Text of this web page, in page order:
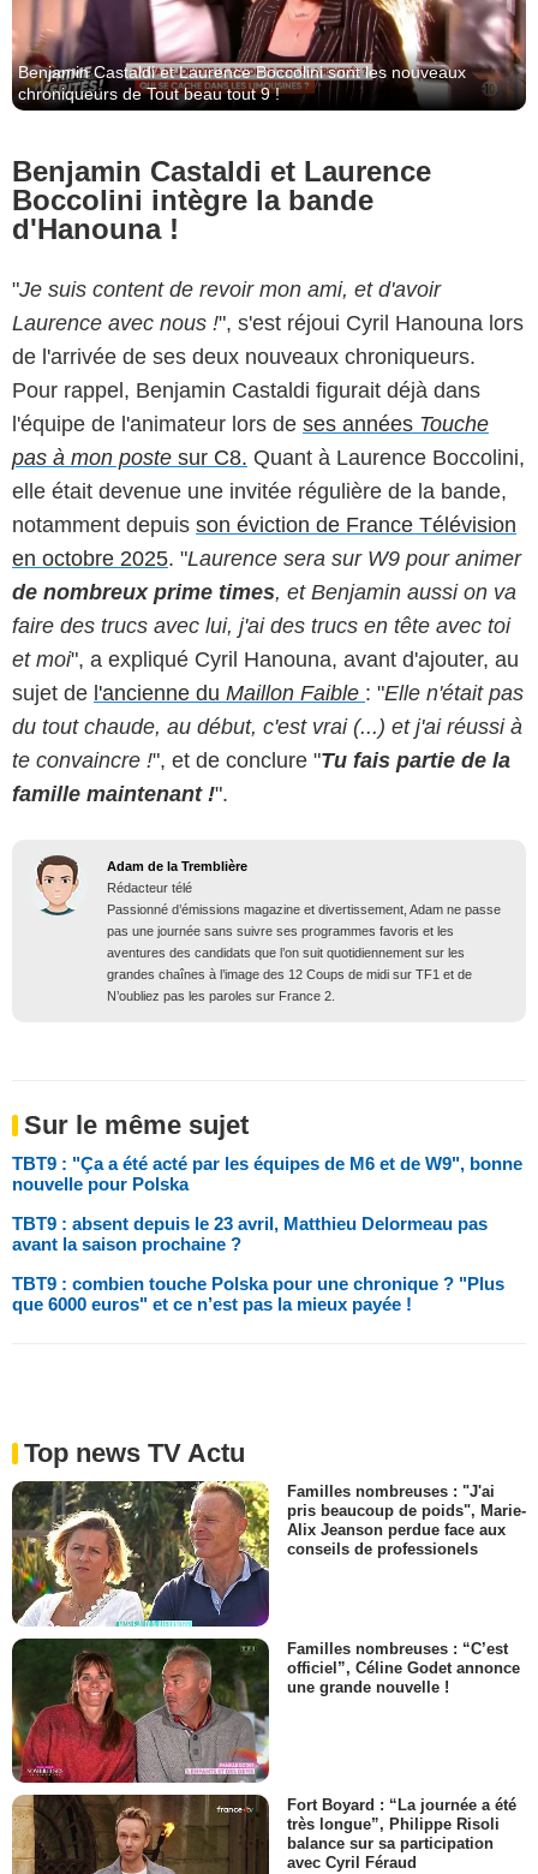
Benjamin Castaldi et Laurence Boccolini sont les nouveaux
chroniqueurs de Tout beau tout 9 !
Benjamin Castaldi et Laurence
Boccolini intègre la bande
d'Hanouna !
"Je suis content de revoir mon ami, et d'avoir
Laurence avec nous !", s'est réjoui Cyril Hanouna lors
de l'arrivée de ses deux nouveaux chroniqueurs.
Pour rappel, Benjamin Castaldi figurait déjà dans
l'équipe de l'animateur lors de ses années Touche
pas à mon poste sur C8. Quant à Laurence Boccolini,
elle était devenue une invitée régulière de la bande,
notamment depuis son éviction de France Télévision
en octobre 2025. "Laurence sera sur W9 pour animer
de nombreux prime times, et Benjamin aussi on va
faire des trucs avec lui, j'ai des trucs en tête avec toi
et moi", a expliqué Cyril Hanouna, avant d'ajouter, au
sujet de l'ancienne du Maillon Faible : "Elle n'était pas
du tout chaude, au début, c'est vrai (...) et j'ai réussi à
te convaincre !", et de conclure "Tu fais partie de la
famille maintenant !".
Adam de la Tremblière
Rédacteur télé
Passionné d’émissions magazine et divertissement, Adam ne passe
pas une journée sans suivre ses programmes favoris et les
aventures des candidats que l’on suit quotidiennement sur les
grandes chaînes à l’image des 12 Coups de midi sur TF1 et de
N’oubliez pas les paroles sur France 2.
Sur le même sujet
TBT9 : "Ça a été acté par les équipes de M6 et de W9", bonne
nouvelle pour Polska
TBT9 : absent depuis le 23 avril, Matthieu Delormeau pas
avant la saison prochaine ?
TBT9 : combien touche Polska pour une chronique ? "Plus
que 6000 euros" et ce n’est pas la mieux payée !
Top news TV Actu
Familles nombreuses : "J'ai
pris beaucoup de poids", Marie-
Alix Jeanson perdue face aux
conseils de professionels
Familles nombreuses : “C’est
officiel”, Céline Godet annonce
une grande nouvelle !
Fort Boyard : “La journée a été
très longue”, Philippe Risoli
balance sur sa participation
avec Cyril Féraud